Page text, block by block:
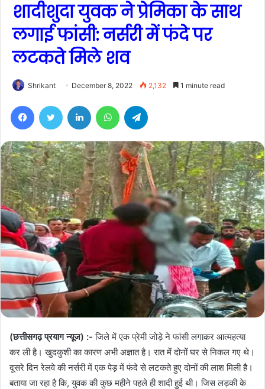
शादीशुदा युवक ने प्रेमिका के साथ
लगाई फांसी: नर्सरी में फंदे पर
लटकते मिले शव
Shrikant December 8, 2022 2,132 1 minute read
(छत्तीसगढ़ प्रयाग न्यूज) :- जिले में एक प्रेमी जोड़े ने फांसी लगाकर आत्महत्या
कर ली है। खुदकुशी का कारण अभी अज्ञात है। रात में दोनों घर से निकल गए थे।
दूसरे दिन रेलवे की नर्सरी में एक पेड़ में फंदे से लटकते हुए दोनों की लाश मिली है।
बताया जा रहा है कि, युवक की कुछ महीने पहले ही शादी हुई थी। जिस लड़की के